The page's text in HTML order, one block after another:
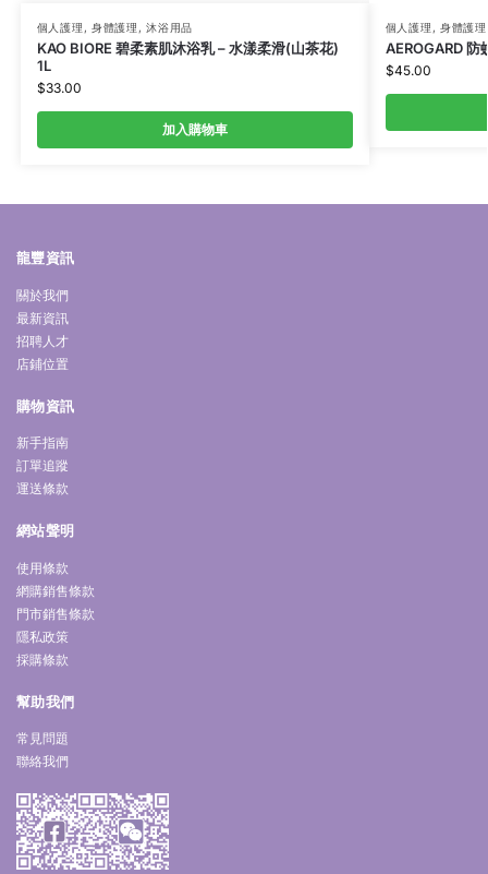
個人護理 , 身體護理 ,沐浴用品
KAO BIORE 碧柔素肌沐浴乳 – 水漾柔滑(山茶花)
1L
$33.00
加入購物車
個人護理 , 身體護理
AEROGARD 防
$45.00
龍豐資訊
關於我們
最新資訊
招聘人才
店鋪位置
購物資訊
新手指南
訂單追蹤
運送條款
網站聲明
使用條款
網購銷售條款
門市銷售條款
隱私政策
採購條款
幫助我們
常見問題
聯絡我們